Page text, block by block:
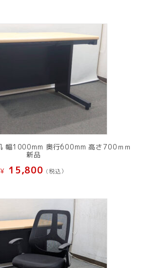
幅1000mm 奥行600mm 高さ700ｍｍ
新品
¥ 15,800 (税込）